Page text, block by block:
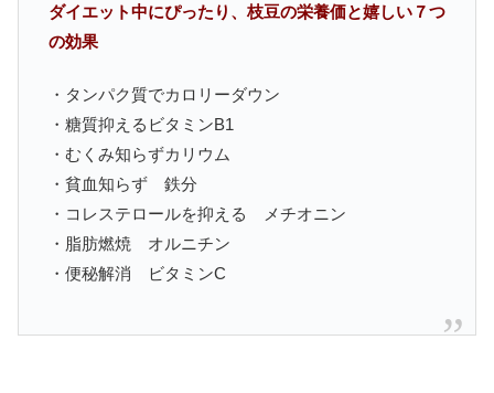
ダイエット中にぴったり、枝豆の栄養価と嬉しい７つ
の効果
・タンパク質でカロリーダウン
・糖質抑えるビタミンB1
・むくみ知らずカリウム
・貧血知らず 鉄分
・コレステロールを抑える メチオニン
・脂肪燃焼 オルニチン
・便秘解消 ビタミンC